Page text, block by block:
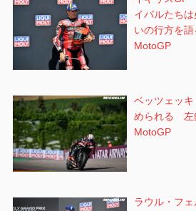
イバルたち
いの行方を語
MotoGP
ベッツェッ
められる 左
MotoGP
ラウル・フ